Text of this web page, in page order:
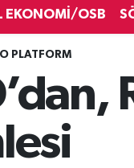
EKONOMİ/OSB
PLATFORM